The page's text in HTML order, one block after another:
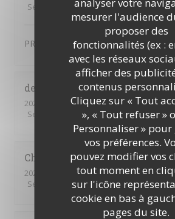
mesurer l'audience
proposer des
fonctionnalités (ex :
avec les réseaux
afficher des
contenus
Cliquez sur « Tout
», « Tout refuser »
Personnaliser » pour
vos préférences.
pouvez modifier vos
tout moment en
sur l'icône
cookie en bas à
pages du site.
Service
Ambiance: 4/5 Cuisine: 5/5
PRODUIT FRAIS TRES BONNE
delphine
2024-02-01
- 19:30 - Couverts 4
Service
Ambiance:4/5 Cuisine: 5 /5
Christine T
2024-01-30
- 19:00 - Couverts 4
Service
Ambiance:4 /5 Cuisine:4/5